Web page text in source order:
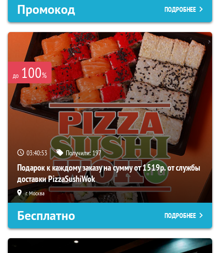
Промокод ПОДРОБНЕЕ
до 100%
03:40:52 Получили:197
Подарок к каждому заказу на сумму от 1519р. от службы
доставки PizzaSushiWok
г. Москва
Бесплатно ПОДРОБНЕЕ